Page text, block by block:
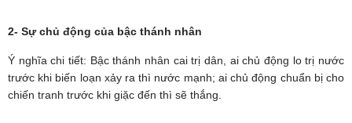
2- Sự chủ động của bậc thánh nhân
Ý nghĩa chi tiết: Bậc thánh nhân cai trị dân, ai chủ động lo trị nước
trước khi biến loạn xảy ra thì nước mạnh; ai chủ động chuẩn bị cho
chiến tranh trước khi giặc đến thì sẽ thắng.